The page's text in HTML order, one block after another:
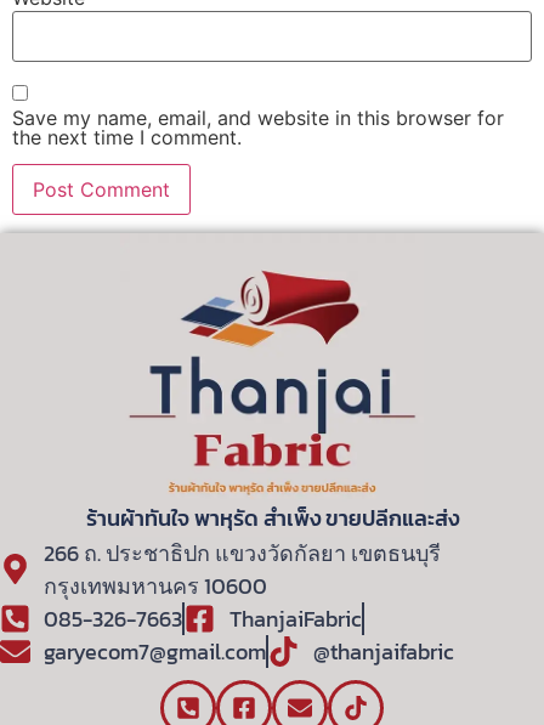
Save my name, email, and website in this browser for
the next time I comment.
ร้านผ้าทันใจ พาหุรัด สําเพ็ง ขายปลีกและส่ง
266 ถ. ประชาธิปก แขวงวัดกัลยา เขตธนบุรี
กรุงเทพมหานคร 10600
085-326-7663
ThanjaiFabric
garyecom7@gmail.com
@thanjaifabric